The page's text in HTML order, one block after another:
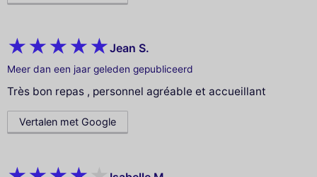
Jean S.
Meer dan een jaar geleden gepubliceerd
Très bon repas , personnel agréable et accueillant
Vertalen met Google